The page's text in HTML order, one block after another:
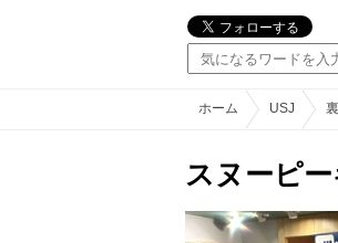
ホーム USJ
スヌーピ